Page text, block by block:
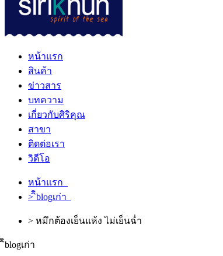
หน้าแรก
สินค้า
ข่าวสาร
บทความ
เกี่ยวกับศิริคุณ
สาขา
ติดต่อเรา
วิดีโอ
หน้าแรก
> ิิblogเก่า
> หมึกต้องเย็นแห้ง ไม่เย็นฉ่ำ
ิิblogเก่า